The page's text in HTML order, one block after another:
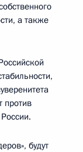
а также
против
будут